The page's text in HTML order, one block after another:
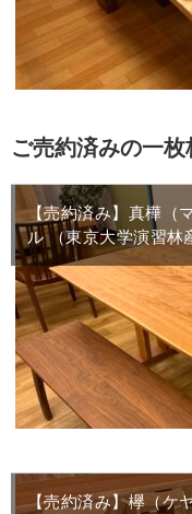
ご売約済みの一
【売約済み】真樺（
ル （東京大学演習林
【売約済み】欅（ケ